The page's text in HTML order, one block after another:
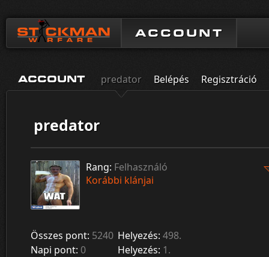
ACCOUNT
ACCOUNT predator Belépés Regisztráció
predator
Rang: Felhasználó
Korábbi klánjai
Összes pont: 5240 Helyezés: 498.
Napi pont: 0 Helyezés: 1.